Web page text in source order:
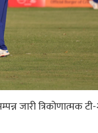
जारी त्रिकोणात्मक